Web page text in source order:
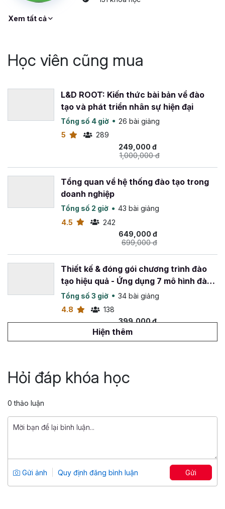
cơ bản và tích lũy kinh nghiệm thực tiễn trong lĩnh
Gitihochúc các bạn thành công trong lĩnh vực môi giới
Xem tất cả
Học viên cũng mua
L&D ROOT: Kiến thức bài bản về đào
tạo và phát triển nhân sự hiện đại
Tổng số 4 giờ
26 bài giảng
5
289
249,000 đ
1,000,000 đ
Tổng quan về hệ thống đào tạo trong
doanh nghiệp
Tổng số 2 giờ
43 bài giảng
4.5
242
649,000 đ
699,000 đ
Thiết kế & đóng gói chương trình đào
tạo hiệu quả - Ứng dụng 7 mô hình đào
tạo phổ biến
Tổng số 3 giờ
34 bài giảng
4.8
138
399,000 đ
499,000 đ
Tổng số 2 giờ
28 bài giảng
1,299,000 đ
Tổng số 1 giờ
17 bài giảng
5
104
Hiện thêm
Hỏi đáp khóa học
0 thảo luận
Gửi ảnh Quy định đăng bình luận Gửi